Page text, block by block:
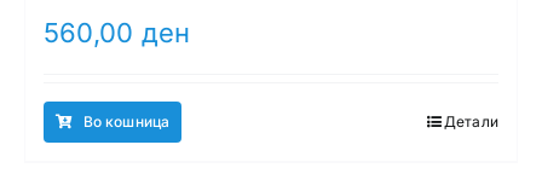
560,00 ден
Во кошница Детали